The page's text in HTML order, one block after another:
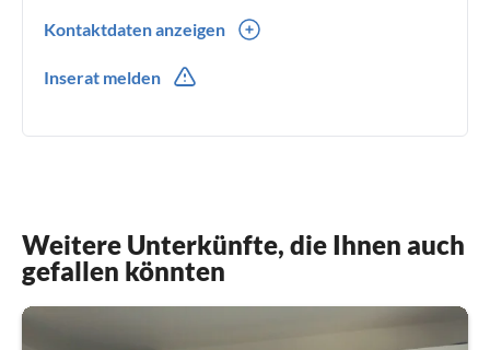
Kontaktdaten anzeigen
Inserat melden
Weitere Unterkünfte, die Ihnen auch
gefallen könnten